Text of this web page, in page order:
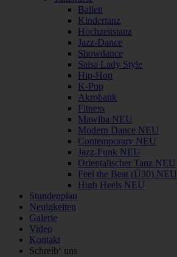
Ballett
Kindertanz
Hochzeitstanz
Jazz-Dance
Showdance
Salsa Lady Style
Hip-Hop
K-Pop
Akrobatik
Fitness
Mawiba NEU
Modern Dance NEU
Contemporary NEU
Jazz-Funk NEU
Orientalischer Tanz NEU
Feel the Beat (Ü30) NEU
High Heels NEU
Stundenplan
Neuigkeiten
Galerie
Video
Kontakt
Schreib‘ uns